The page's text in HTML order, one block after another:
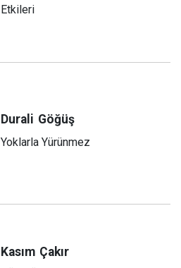
Etkileri
Durali Göğüş
Yoklarla Yürünmez
Kasım Çakır